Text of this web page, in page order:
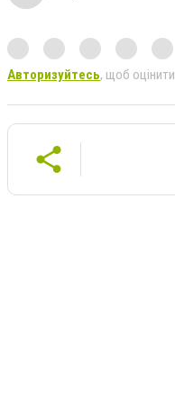
Авторизуйтесь, щоб оцінити